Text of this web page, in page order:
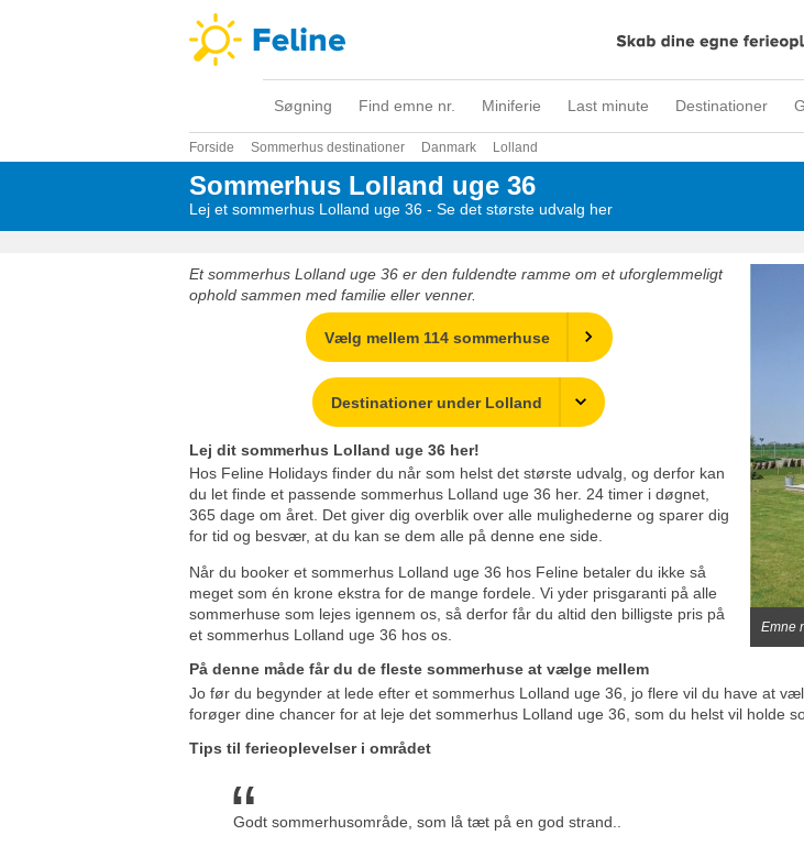
Søgning Find emne nr. Miniferie Last minute Destinationer
Forside Sommerhus destinationer Danmark Lolland
Sommerhus Lolland uge 36
Lej et sommerhus Lolland uge 36 - Se det største udvalg her
Et sommerhus Lolland uge 36 er den fuldendte ramme om et uforglemmeligt
ophold sammen med familie eller venner.
Vælg mellem 114 sommerhuse
Destinationer under Lolland
Emne
Lej dit sommerhus Lolland uge 36 her!
Hos Feline Holidays finder du når som helst det største udvalg, og derfor kan
du let finde et passende sommerhus Lolland uge 36 her. 24 timer i døgnet,
365 dage om året. Det giver dig overblik over alle mulighederne og sparer dig
for tid og besvær, at du kan se dem alle på denne ene side.
Når du booker et sommerhus Lolland uge 36 hos Feline betaler du ikke så
meget som én krone ekstra for de mange fordele. Vi yder prisgaranti på alle
sommerhuse som lejes igennem os, så derfor får du altid den billigste pris på
et sommerhus Lolland uge 36 hos os.
På denne måde får du de fleste sommerhuse at vælge mellem
Jo før du begynder at lede efter et sommerhus Lolland uge 36, jo flere vil du have at
forøger dine chancer for at leje det sommerhus Lolland uge 36, som du helst vil holde
Tips til ferieoplevelser i området
Godt sommerhusområde, som lå tæt på en god strand..